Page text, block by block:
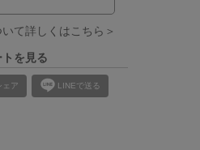
て詳しくはこちら＞
トを見る
ェア LINEで送る